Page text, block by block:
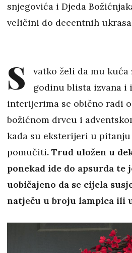
snjegovića i Djeda
veličini do decentnih
S vatko želi da mu kuća
godinu blista izvana i
interijerima se obično radi
božićnom drvcu i
kada su eksterijeri u pitanju
pomučiti. Trud uložen u
ponekad ide do apsurda te
uobičajeno da se cijela
natječu u broju lampica ili